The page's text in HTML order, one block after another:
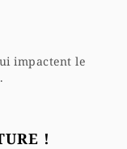
impactent le
!